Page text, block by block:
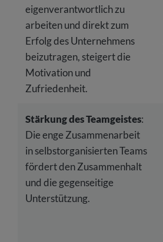
eigenverantwortlich zu
arbeiten und direkt zum
Erfolg des Unternehmens
beizutragen, steigert die
Motivation und
Zufriedenheit.
Stärkung des Teamgeistes:
Die enge Zusammenarbeit
in selbstorganisierten Teams
fördert den Zusammenhalt
und die gegenseitige
Unterstützung.